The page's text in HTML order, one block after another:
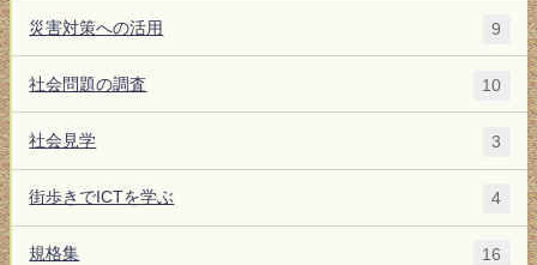
災害対策への活用 9
社会問題の調査 10
社会見学 3
街歩きでICTを学ぶ 4
規格集 16